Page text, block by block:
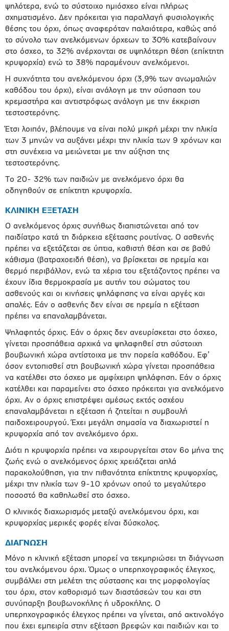
ψηλότερα, ενώ το σύστοιχο ημιόσχεο είναι πλήρως
σχηματισμένο. Δεν πρόκειται για παραλλαγή φυσιολογικής
θέσης του όρχι, όπως αναφερόταν παλαιότερα, καθώς από
το σύνολο των ανελκόμενων όρχεων το 30% κατεβαίνουν
στο όσχεο, το 32% ανέρχονται σε υψηλότερη θέση (επίκτητη
κρυψορχία) ενώ το 38% παραμένουν ανελκόμενοι.
Η συχνότητα του ανελκόμενου όρχι (3,9% των ανωμαλιών
καθόδου του όρχι), είναι ανάλογη με την σύσπαση του
κρεμαστήρα και αντιστρόφως ανάλογη με την έκκριση
τεστοστερόνης.
Έτσι λοιπόν, βλέπουμε να είναι πολύ μικρή μέχρι την ηλικία
των 3 μηνών να αυξάνει μέχρι την ηλικία των 9 χρόνων και
στη συνέχεια να μειώνεται με την αύξηση της
τεστοστερόνης.
Το 20- 32% των παιδιών με ανελκόμενο όρχι θα
οδηγηθούν σε επίκτητη κρυψορχία.
ΚΛΙΝΙΚΗ ΕΞΕΤΑΣΗ
Ο ανελκόμενος όρχις συνήθως διαπιστώνεται από τον
παιδίατρο κατά τη διάρκεια εξέτασης ρουτίνας. Ο ασθενής
πρέπει να εξετάζεται σε ύπτια, καθιστή θέση και σε βαθύ
κάθισμα (βατραχοειδή θέση), να βρίσκεται σε ηρεμία και
θερμό περιβάλλον, ενώ τα χέρια του εξετάζοντος πρέπει να
έχουν ίδια θερμοκρασία με αυτήν του σώματος του
ασθενούς και οι κινήσεις ψηλάφησης να είναι αργές και
απαλές. Εάν ο ασθενής δεν είναι σε ηρεμία η εξέταση
πρέπει να επαναλαμβάνεται.
Ψηλαφητός όρχις. Εάν ο όρχις δεν ανευρίσκεται στο όσχεο,
γίνεται προσπάθεια αρχικά να ψηλαφηθεί στη σύστοιχη
βουβωνική χώρα αντίστοιχα με την πορεία καθόδου. Εφ’
όσον εντοπισθεί στη βουβωνική χώρα γίνεται προσπάθεια
να κατέλθει στο όσχεο με αμφίχειρη ψηλάφηση. Εάν ο όρχις
κατέλθει και παραμείνει στο όσχεο πρόκειται για ανελκόμενο
όρχι. Αν ο όρχις επιστρέψει αμέσως εκτός οσχέου
επαναλαμβάνεται η εξέταση ή ζητείται η συμβουλή
παιδοχειρουργού. Έχει μεγάλη σημασία να διαχωριστεί η
κρυψορχία από τον ανελκόμενο όρχι.
Διότι η κρυψορχία πρέπει να χειρουργείται στον 6ο μήνα της
ζωής ενώ ο ανελκόμενος όρχις χρειάζεται απλά
παρακολούθηση, για την πιθανότητα επίκτητης κρυψορχίας,
μέχρι την ηλικία των 9-10 χρόνων οπού το μεγαλύτερο
ποσοστό θα καθηλωθεί στο όσχεο.
Ο κλινικός διαχωρισμός μεταξύ ανελκόμενου όρχι, και
κρυψορχίας μερικές φορές είναι δύσκολος.
ΔΙΑΓΝΩΣΗ
Μόνο η κλινική εξέταση μπορεί να τεκμηριώσει τη διάγνωση
του ανελκόμενου όρχι. Όμως ο υπερηχογραφικός έλεγχος,
συμβάλλει στη μελέτη της σύστασης και της μορφολογίας
του όρχι, στον καθορισμό των διαστάσεών του και στη
συνύπαρξη βουβωνοκήλης ή υδροκήλης. Ο
υπερηχογραφικός έλεγχος πρέπει να γίνεται, από ακτινολόγο
που έχει εμπειρία στην εξέταση βρεφών και παιδιών και το